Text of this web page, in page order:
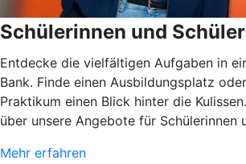
Schülerinnen und Schüler
Entdecke die vielfältigen Aufgaben in
Bank. Finde einen Ausbildungsplatz
Praktikum einen Blick hinter die
über unsere Angebote für Schülerinnen
Mehr erfahren